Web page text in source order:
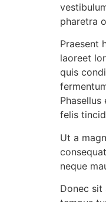
pharetra
Praesent
laoreet
quis
felis
Ut a
neque
Donec sit